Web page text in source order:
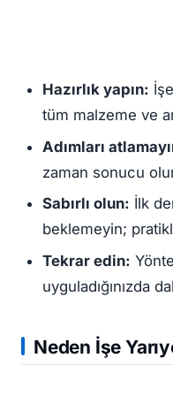
Hazırlık yapın:
tüm malzeme ve
Adımları
zaman sonucu
Sabırlı olun: İlk
beklemeyin;
Tekrar edin:
uyguladığınızda
Neden İşe